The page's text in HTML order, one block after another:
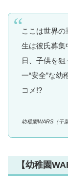
ここは世界
生は彼氏募集
日、子供を
一“安全”な幼
コメ!?
幼稚園WARS （千
【幼稚園